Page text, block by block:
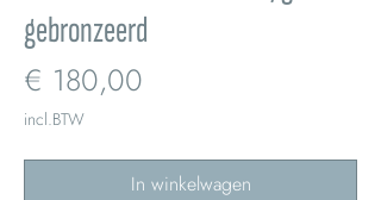
gebronzeerd
€ 180,00
incl.BTW
In winkelwagen